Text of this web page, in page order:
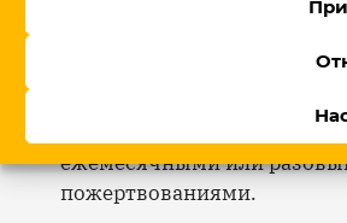
мы даем высказаться тем,
мы не боимся говорить на
темы. И нам нужна ваша
деле. Поддержите
ежемесячными или
пожертвованиями.